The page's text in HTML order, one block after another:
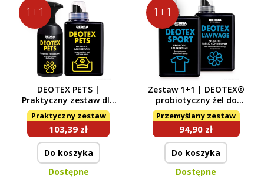
1+1
DEOTEX PETS |
Praktyczny zestaw dla
domu pełnego
zwierzaków |
pochłaniacz zapachów
& specjalny płynny
środek piorący z
probiotykami | 500 ml
+ 525 ml
Praktyczny zestaw
103,39 zł
Do koszyka
Dostępne
1+1
Zestaw 1+1 | DEOTEX®
probiotyczny żel do
prania odzieży
sportowej & funkcyjnej
+ probiotyczny płyn do
płukania tkanin | 1050
+ 1000 ml
Przemyślany zestaw
94,90 zł
Do koszyka
Dostępne